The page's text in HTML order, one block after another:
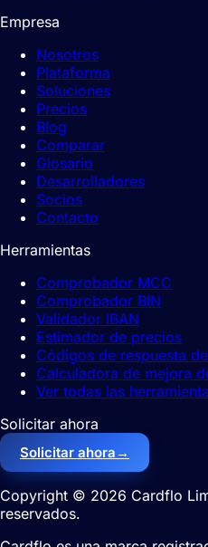
Empresa
Nosotros
Plataforma
Soluciones
Precios
Blog
Comparar
Glosario
Desarrolladores
Socios
Contacto
Herramientas
Comprobador MCC
Comprobador BIN
Validador IBAN
Estimador de precios
Códigos de respuesta
Calculadora de mejora
Ver todas las
Solicitar ahora
Solicitar ahora →
Copyright © 2026 Cardflo
reservados.